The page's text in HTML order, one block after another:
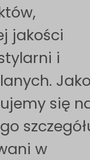
jakości
i
się
w